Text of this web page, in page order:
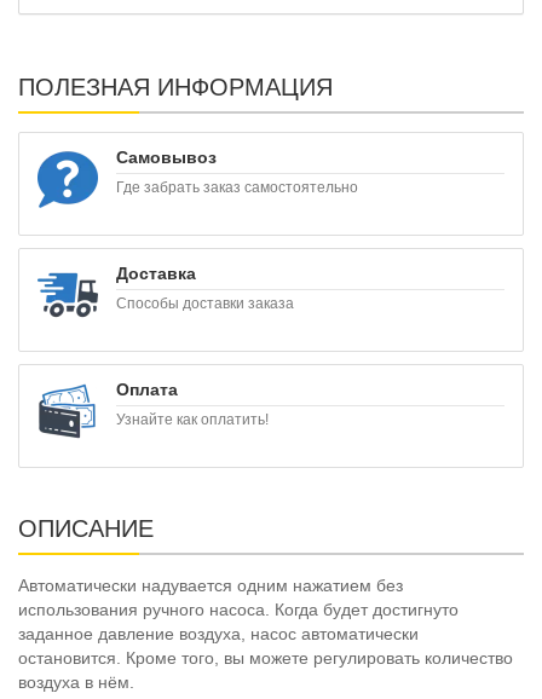
ПОЛЕЗНАЯ ИНФОРМАЦИЯ
Самовывоз
Где забрать заказ самостоятельно
Доставка
Способы доставки заказа
Оплата
Узнайте как оплатить!
ОПИСАНИЕ
Автоматически надувается одним нажатием без
использования ручного насоса. Когда будет достигнуто
заданное давление воздуха, насос автоматически
остановится. Кроме того, вы можете регулировать количество
воздуха в нём.